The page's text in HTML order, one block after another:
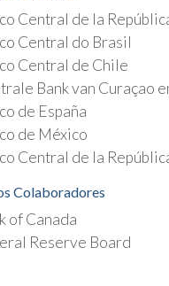
Central de la
Central do Brasil
Central de Chile
Bank van Curaçao
de España
de México
Central de la
Colaboradores
of Canada
Reserve Board